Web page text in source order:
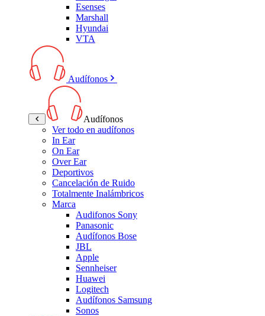
Esenses
Marshall
Hyundai
VTA
Audífonos
Audífonos
Ver todo en audífonos
In Ear
On Ear
Over Ear
Deportivos
Cancelación de Ruido
Totalmente Inalámbricos
Marca
Audifonos Sony
Panasonic
Audífonos Bose
JBL
Apple
Sennheiser
Huawei
Logitech
Audífonos Samsung
Sonos